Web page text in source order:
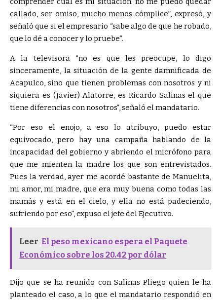
callado, ser omiso, mucho menos cómplice , expresó, y
señaló que si el empresario sabe algo de que he robado,
que lo dé a conocer y lo pruebe .
A la televisora
no es que les preocupe, lo digo
sinceramente, la situación de la gente damnificada de
Acapulco, sino que tienen problemas con nosotros y ni
siquiera es (Javier) Alatorre, es Ricardo Salinas el que
tiene diferencias con nosotros , señaló el mandatario.
Por eso el enojo, a eso lo atribuyo, puedo estar
equivocado, pero hay una campaña hablando de la
incapacidad del gobierno y abriendo el micrófono para
que me mienten la madre los que son entrevistados.
Pues la verdad, ayer me acordé bastante de Manuelita,
mi amor, mi madre, que era muy buena como todas las
mamás y está en el cielo, y ella no está padeciendo,
sufriendo por eso , expuso el jefe del Ejecutivo.
Leer El peso mexicano espera el Paquete
Económico sobre los 20.42 por dólar
Dijo que se ha reunido con Salinas Pliego quien le ha
planteado el caso, a lo que el mandatario respondió en